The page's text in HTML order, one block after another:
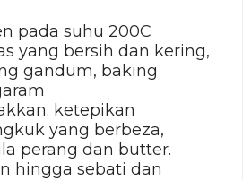
pada suhu 200C
yang bersih dan kering,
gandum, baking
ketepikan
yang berbeza,
perang dan butter.
hingga sebati dan